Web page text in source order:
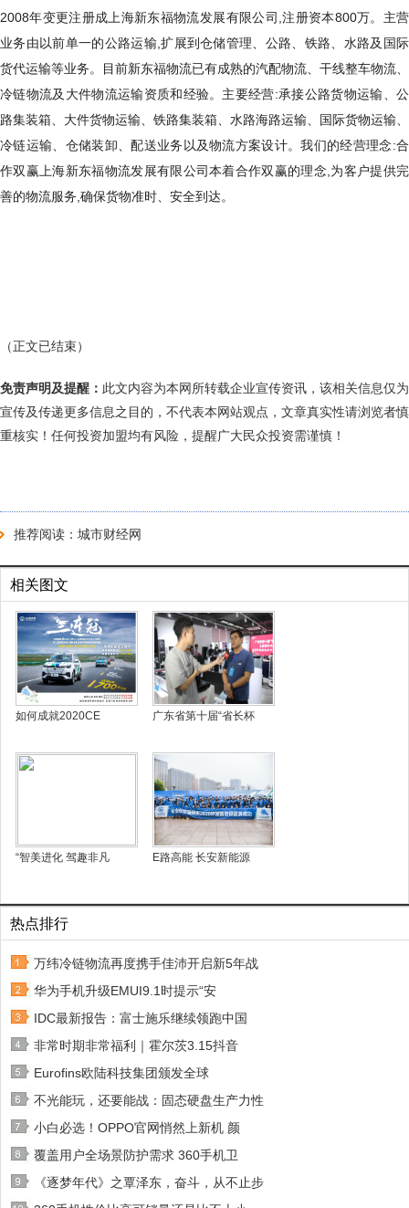
2008年变更注册成上海新东福物流发展有限公司,注册资本800万。主营
业务由以前单一的公路运输,扩展到仓储管理、公路、铁路、水路及国际
货代运输等业务。目前新东福物流已有成熟的汽配物流、干线整车物流、
冷链物流及大件物流运输资质和经验。主要经营:承接公路货物运输、公
路集装箱、大件货物运输、铁路集装箱、水路海路运输、国际货物运输、
冷链运输、仓储装卸、配送业务以及物流方案设计。我们的经营理念:合
作双赢上海新东福物流发展有限公司本着合作双赢的理念,为客户提供完
善的物流服务,确保货物准时、安全到达。
（正文已结束）
免责声明及提醒： 此文内容为本网所转载企业宣传资讯，该相关信息仅为
宣传及传递更多信息之目的，不代表本网站观点，文章真实性请浏览者慎
重核实！任何投资加盟均有风险，提醒广大民众投资需谨慎！
推荐阅读： 城市财经网
相关图文
如何成就2020CE 广东省第十届“省长杯
“智美进化 驾趣非凡 E路高能 长安新能源
热点排行
万纬冷链物流再度携手佳沛开启新5年战
华为手机升级EMUI9.1时提示“安
IDC最新报告：富士施乐继续领跑中国
非常时期非常福利｜霍尔茨3.15抖音
Eurofins欧陆科技集团颁发全球
不光能玩，还要能战：固态硬盘生产力性
小白必选！OPPO官网悄然上新机 颜
覆盖用户全场景防护需求 360手机卫
《逐梦年代》之覃泽东，奋斗，从不止步